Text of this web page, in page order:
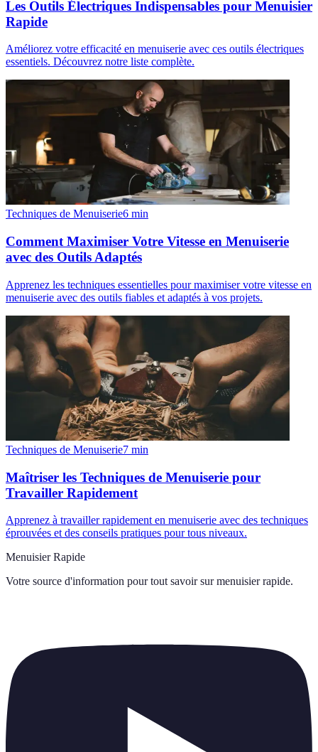
Les Outils Électriques Indispensables pour Menuisier
Rapide
Améliorez votre efficacité en menuiserie avec ces outils électriques
essentiels. Découvrez notre liste complète.
Techniques de Menuiserie6 min
Comment Maximiser Votre Vitesse en Menuiserie
avec des Outils Adaptés
Apprenez les techniques essentielles pour maximiser votre vitesse en
menuiserie avec des outils fiables et adaptés à vos projets.
Techniques de Menuiserie7 min
Maîtriser les Techniques de Menuiserie pour
Travailler Rapidement
Apprenez à travailler rapidement en menuiserie avec des techniques
éprouvées et des conseils pratiques pour tous niveaux.
Menuisier Rapide
Votre source d'information pour tout savoir sur menuisier rapide.